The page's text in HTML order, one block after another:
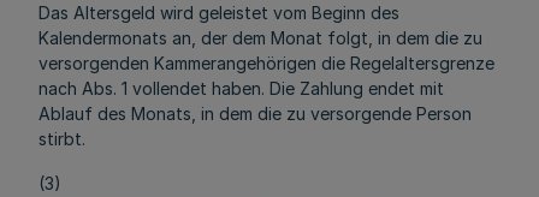
Das Altersgeld wird geleistet vom Beginn des
Kalendermonats an, der dem Monat folgt, in dem die zu
versorgenden Kammerangehörigen die Regelaltersgrenze
nach Abs. 1 vollendet haben. Die Zahlung endet mit
Ablauf des Monats, in dem die zu versorgende Person
stirbt.
(3)